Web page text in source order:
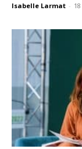
Isabelle Larmat -